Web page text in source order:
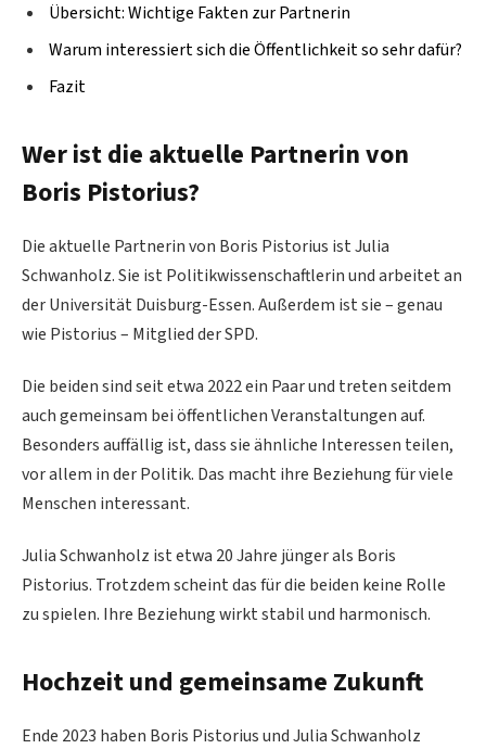
Übersicht: Wichtige Fakten zur Partnerin
Warum interessiert sich die Öffentlichkeit so sehr dafür?
Fazit
Wer ist die aktuelle Partnerin von
Boris Pistorius?
Die aktuelle Partnerin von Boris Pistorius ist Julia
Schwanholz. Sie ist Politikwissenschaftlerin und arbeitet an
der Universität Duisburg-Essen. Außerdem ist sie – genau
wie Pistorius – Mitglied der SPD.
Die beiden sind seit etwa 2022 ein Paar und treten seitdem
auch gemeinsam bei öffentlichen Veranstaltungen auf.
Besonders auffällig ist, dass sie ähnliche Interessen teilen,
vor allem in der Politik. Das macht ihre Beziehung für viele
Menschen interessant.
Julia Schwanholz ist etwa 20 Jahre jünger als Boris
Pistorius. Trotzdem scheint das für die beiden keine Rolle
zu spielen. Ihre Beziehung wirkt stabil und harmonisch.
Hochzeit und gemeinsame Zukunft
Ende 2023 haben Boris Pistorius und Julia Schwanholz